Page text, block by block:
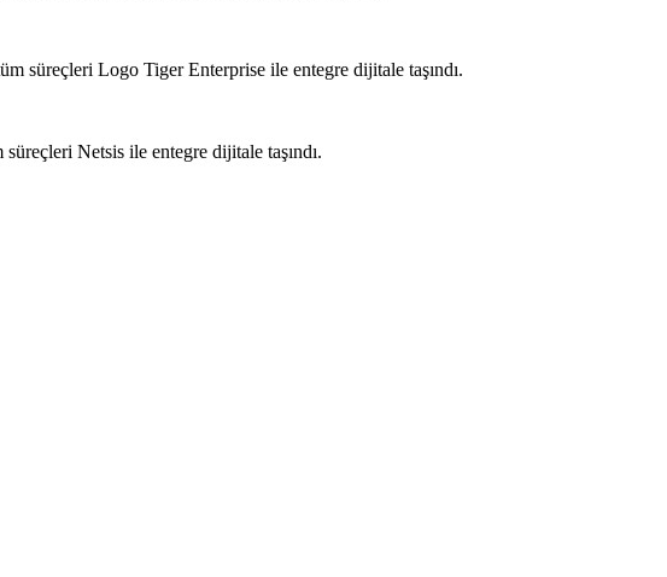
süreçleri Logo Tiger Enterprise ile entegre dijitale taşındı.
Netsis ile entegre dijitale taşındı.